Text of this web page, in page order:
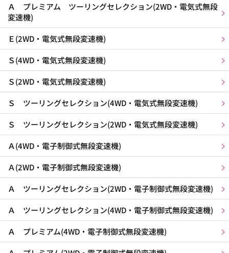
Ａ プレミアム ツーリングセレクション(2WD・電気式無段
変速機)
Ｅ(2WD・電気式無段変速機)
Ｓ(4WD・電気式無段変速機)
Ｓ(2WD・電気式無段変速機)
Ｓ ツーリングセレクション(4WD・電気式無段変速機)
Ｓ ツーリングセレクション(2WD・電気式無段変速機)
Ａ(4WD・電子制御式無段変速機)
Ａ(2WD・電子制御式無段変速機)
Ａ ツーリングセレクション(2WD・電子制御式無段変速機)
Ａ ツーリングセレクション(4WD・電子制御式無段変速機)
Ａ プレミアム(4WD・電子制御式無段変速機)